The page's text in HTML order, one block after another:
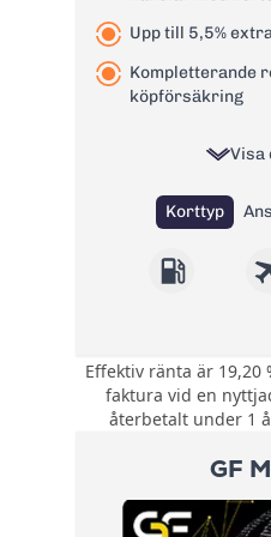
Läs mer om Bank
kreditkort Visa →
Upp till 5,5%
Kompletterande
köpförsäkring
Visa
Korttyp
Bonus:
Effektiv ränta är 19,20
faktura vid en
återbetalt under 1
GF